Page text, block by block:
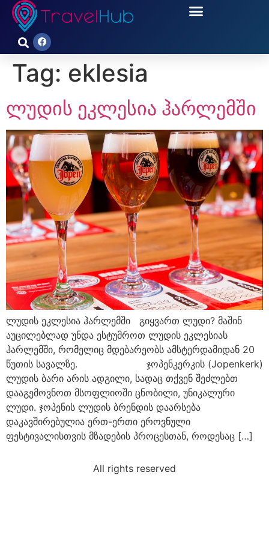
Tag: eklesia
ლუდის ეკლესია ჰარლემში
ლუდის ეკლესია ჰარლემში გიყვართ ლუდი? მაშინ
აუცილებლად უნდა ესტუმროთ ლუდის ეკლესიას
ჰარლემში, რომელიც მდებარეობს ამსტერდამიდან 20
წუთის სავალზე. ჯოპენკერკის (Jopenkerk)
ლუდის ბარი არის ადგილი, სადაც თქვენ შეძლებთ
დააგემოვნოთ მსოფლიოში ცნობილი, უნიკალური
ლუდი. ჯოპენის ლუდის ბრენდის დაარსება
დაკავშირებულია ერთ-ერთი ეროვნული
ფესტივალისთვის მზადების პროცესთან, როდესაც […]
All rights reserved